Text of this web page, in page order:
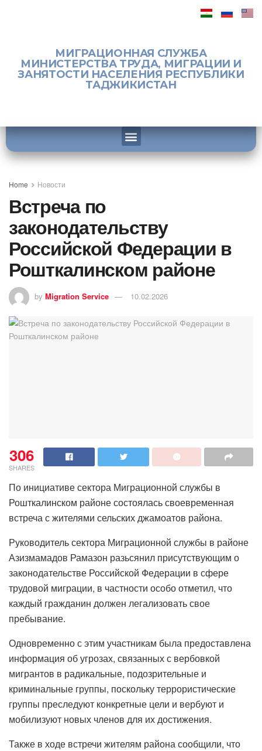
МИГРАЦИОННАЯ СЛУЖБА
МИНИСТЕРСТВА ТРУДА, МИГРАЦИИ И
ЗАНЯТОСТИ НАСЕЛЕНИЯ РЕСПУБЛИКИ
ТАДЖИКИСТАН
Home Новости
Встреча по
законодательству
Российской Федерации в
Рошткалинском районе
by Migration Service 10.02.2026
306
SHARES
По инициативе сектора Миграционной службы в
Рошткалинском районе состоялась своевременная
встреча с жителями сельских джамоатов района.
Руководитель сектора Миграционной службы в районе
Азизмамадов Рамазон разьсянил присутствующим о
законодательстве Российской Федерации в сфере
трудовой миграции, в частности особо отметил, что
каждый гражданин должен легализовать свое
пребывание.
Одновременно с этим участникам была предоставлена ​​
информация об угрозах, связанных с вербовкой
мигрантов в радикальные, подозрительные и
криминальные группы, поскольку террористические
группы преследуют конкретные цели и вербуют и
мобилизуют новых членов для их достижения.
Также в ходе встречи жителям района сообщили, что